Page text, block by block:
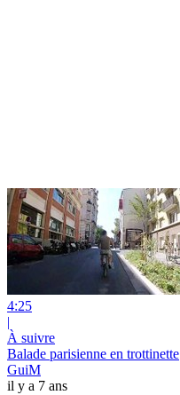
4:25
|
À suivre
Balade parisienne en trottinette
GuiM
il y a 7 ans